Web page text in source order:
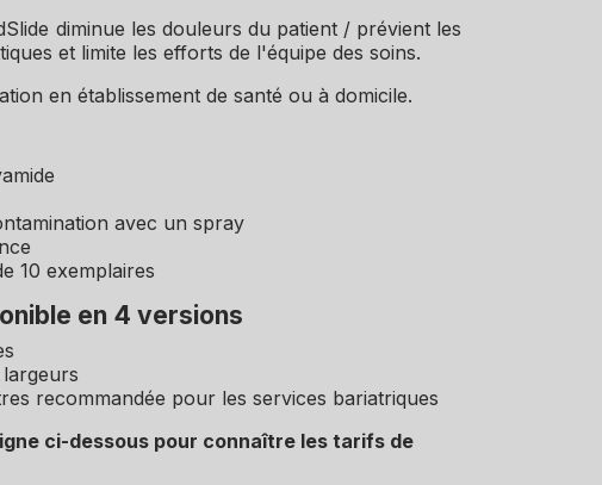
diminue les douleurs du patient / prévient les
et limite les efforts de l'équipe des soins.
en établissement de santé ou à domicile.
avec un spray
10 exemplaires
en 4 versions
recommandée pour les services bariatriques
ci-dessous pour connaître les tarifs de